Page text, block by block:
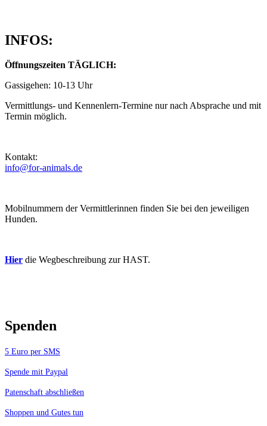
INFOS:
Öffnungszeiten TÄGLICH:
Gassigehen: 10-13 Uhr
Vermittlungs- und Kennenlern-Termine nur nach Absprache und mit
Termin möglich.
Kontakt:
info@for-animals.de
Mobilnummern der Vermittlerinnen finden Sie bei den jeweiligen
Hunden.
Hier die Wegbeschreibung zur HAST.
Spenden
5 Euro per SMS
Spende mit Paypal
Patenschaft abschließen
Shoppen und Gutes tun